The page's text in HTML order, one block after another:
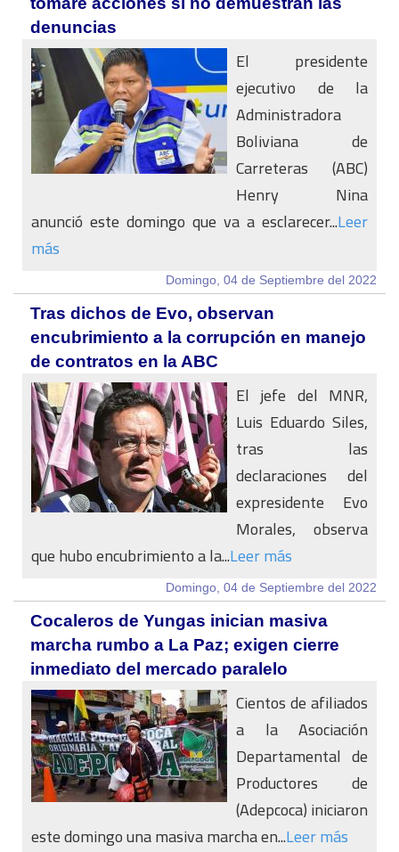
denuncias
El presidente
ejecutivo de la
Administradora
Boliviana de
Carreteras (ABC)
Henry Nina
anunció este domingo que va a esclarecer...Leer
más
Domingo, 04 de Septiembre del 2022
Tras dichos de Evo, observan
encubrimiento a la corrupción en manejo
de contratos en la ABC
El jefe del MNR,
Luis Eduardo Siles,
tras las
declaraciones del
expresidente Evo
Morales, observa
que hubo encubrimiento a la...Leer más
Domingo, 04 de Septiembre del 2022
Cocaleros de Yungas inician masiva
marcha rumbo a La Paz; exigen cierre
inmediato del mercado paralelo
Cientos de afiliados
a la Asociación
Departamental de
Productores de
(Adepcoca) iniciaron
este domingo una masiva marcha en...Leer más